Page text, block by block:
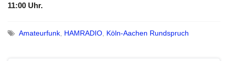
11:00 Uhr.
Amateurfunk HAMRADIO Köln-Aachen Rundspruch